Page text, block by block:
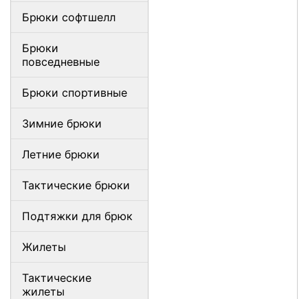
Брюки софтшелл
Брюки
повседневные
Брюки спортивные
Зимние брюки
Летние брюки
Тактические брюки
Подтяжки для брюк
Жилеты
Тактические
жилеты